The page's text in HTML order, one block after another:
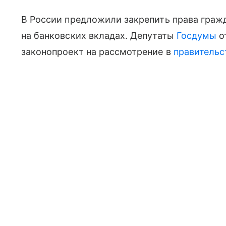
В России предложили закрепить права
на банковских вкладах. Депутаты Госдумы
законопроект на рассмотрение в